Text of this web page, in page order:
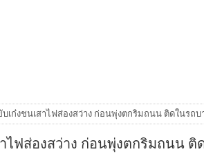
เก๋งชนเสาไฟส่องสว่าง ก่อนพุ่งตกริมถนน ติดในรถบ
ไฟส่องสว่าง ก่อนพุ่งตกริมถนน ติ